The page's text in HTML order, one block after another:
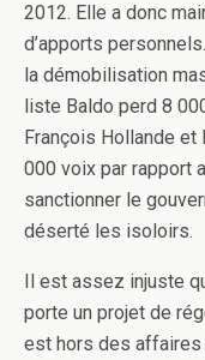
2012. Elle a donc
d’apports
la démobilisation
liste Baldo perd 8
François Hollande et
000 voix par rapport
sanctionner le
déserté les isoloirs.
Il est assez injuste
porte un projet de
est hors des affaires